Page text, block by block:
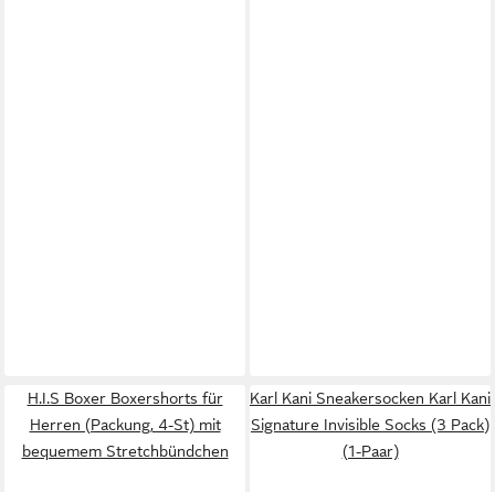
H.I.S Boxer Boxershorts für
Herren (Packung, 4-St) mit
bequemem Stretchbündchen
Karl Kani Sneakersocken Karl Kani
Signature Invisible Socks (3 Pack)
(1-Paar)